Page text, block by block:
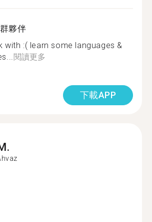
夥伴
with :( learn some languages &
閱讀更多
下載APP